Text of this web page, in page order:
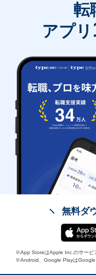
転
アプリ
無料ダ
※App StoreはApple Inc.のサービ
※Android、Google PlayはGoogle